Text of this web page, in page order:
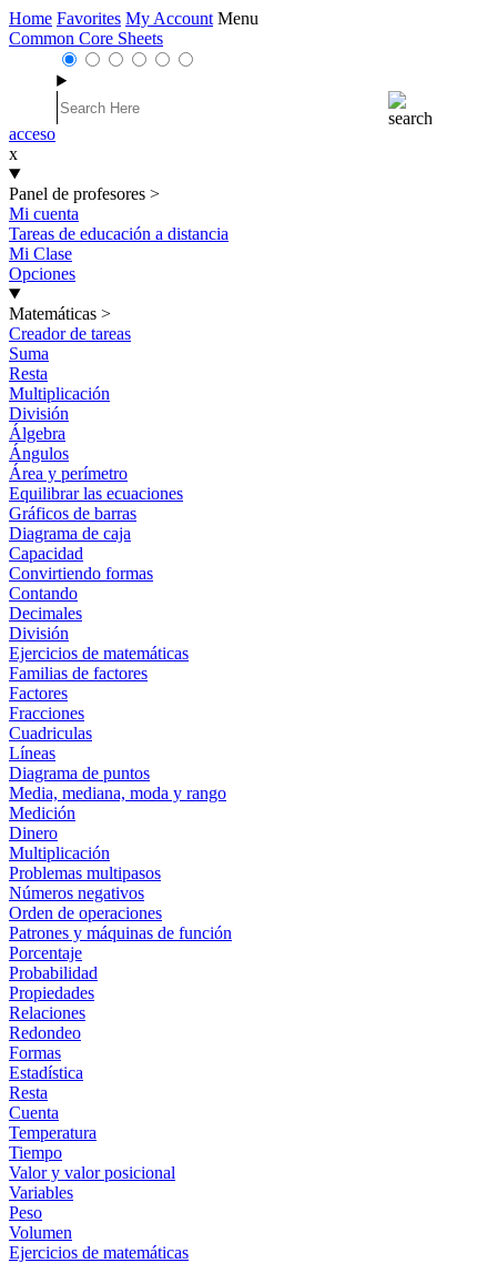
Home Favorites My Account Menu
Common Core Sheets
acceso
x
Panel de profesores >
Mi cuenta
Tareas de educación a distancia
Mi Clase
Opciones
Matemáticas >
Creador de tareas
Suma
Resta
Multiplicación
División
Álgebra
Ángulos
Área y perímetro
Equilibrar las ecuaciones
Gráficos de barras
Diagrama de caja
Capacidad
Convirtiendo formas
Contando
Decimales
División
Ejercicios de matemáticas
Familias de factores
Factores
Fracciones
Cuadriculas
Líneas
Diagrama de puntos
Media, mediana, moda y rango
Medición
Dinero
Multiplicación
Problemas multipasos
Números negativos
Orden de operaciones
Patrones y máquinas de función
Porcentaje
Probabilidad
Propiedades
Relaciones
Redondeo
Formas
Estadística
Resta
Cuenta
Temperatura
Tiempo
Valor y valor posicional
Variables
Peso
Volumen
Ejercicios de matemáticas